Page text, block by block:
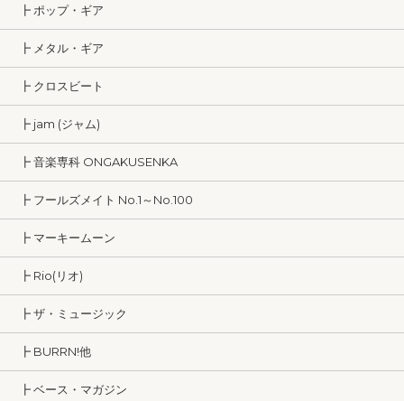
┣ ポップ・ギア
┣ メタル・ギア
┣ クロスビート
┣ jam (ジャム)
┣ 音楽専科 ONGAKUSENKA
┣ フールズメイト No.1～No.100
┣ マーキームーン
┣ Rio(リオ)
┣ ザ・ミュージック
┣ BURRN!他
┣ ベース・マガジン